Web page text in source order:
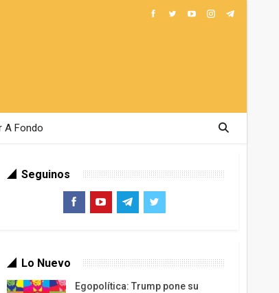
A Fondo
Seguinos
Lo Nuevo
Egopolítica: Trump pone su